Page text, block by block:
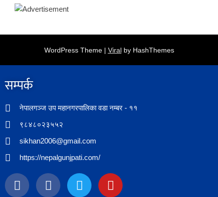
WordPress Theme | Viralby HashThemes
सम्पर्क​
नेपालगञ्ज उप महानगरपालिका वडा नम्बर - ११
९८४८०२३५५२
sikhan2006@gmail.com
https://nepalgunjpati.com/